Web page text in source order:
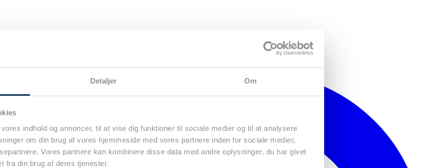
Detaljer Om
indhold og annoncer, til at vise dig funktioner til sociale medier og til at analysere
om din brug af vores hjemmeside med vores partnere inden for sociale medier,
Vores partnere kan kombinere disse data med andre oplysninger, du har givet
fra din brug af deres tjenester.